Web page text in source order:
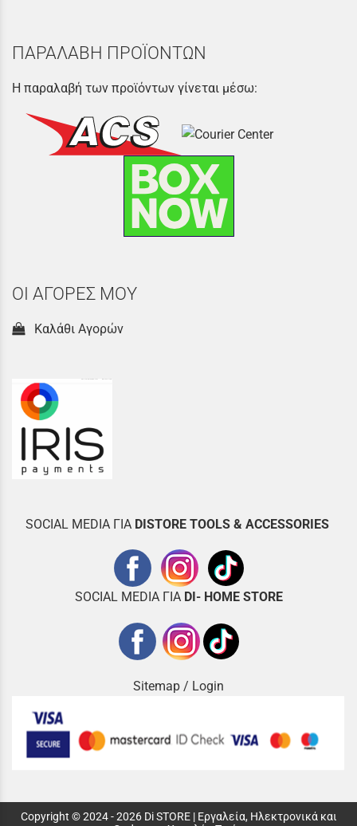
ΠΑΡΑΛΑΒΗ ΠΡΟΪΟΝΤΩΝ
Η παραλαβή των προϊόντων γίνεται μέσω:
ΟΙ ΑΓΟΡΕΣ ΜΟΥ
Καλάθι Αγορών
SOCIAL MEDIA ΓΙΑ DISTORE TOOLS & ACCESSORIES
SOCIAL MEDIA ΓΙΑ DI- HOME STORE
Sitemap / Login
Copyright © 2024 - 2026 Di STORE | Εργαλεία, Ηλεκτρονικά και